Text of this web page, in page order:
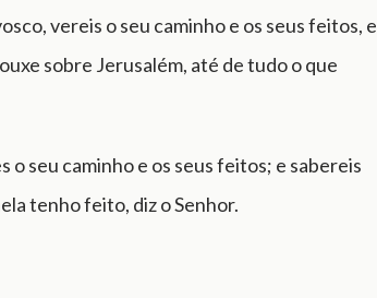
vereis o seu caminho e os seus feitos, e
sobre Jerusalém, até de tudo o que
o seu caminho e os seus feitos; e sabereis
tenho feito, diz o Senhor.